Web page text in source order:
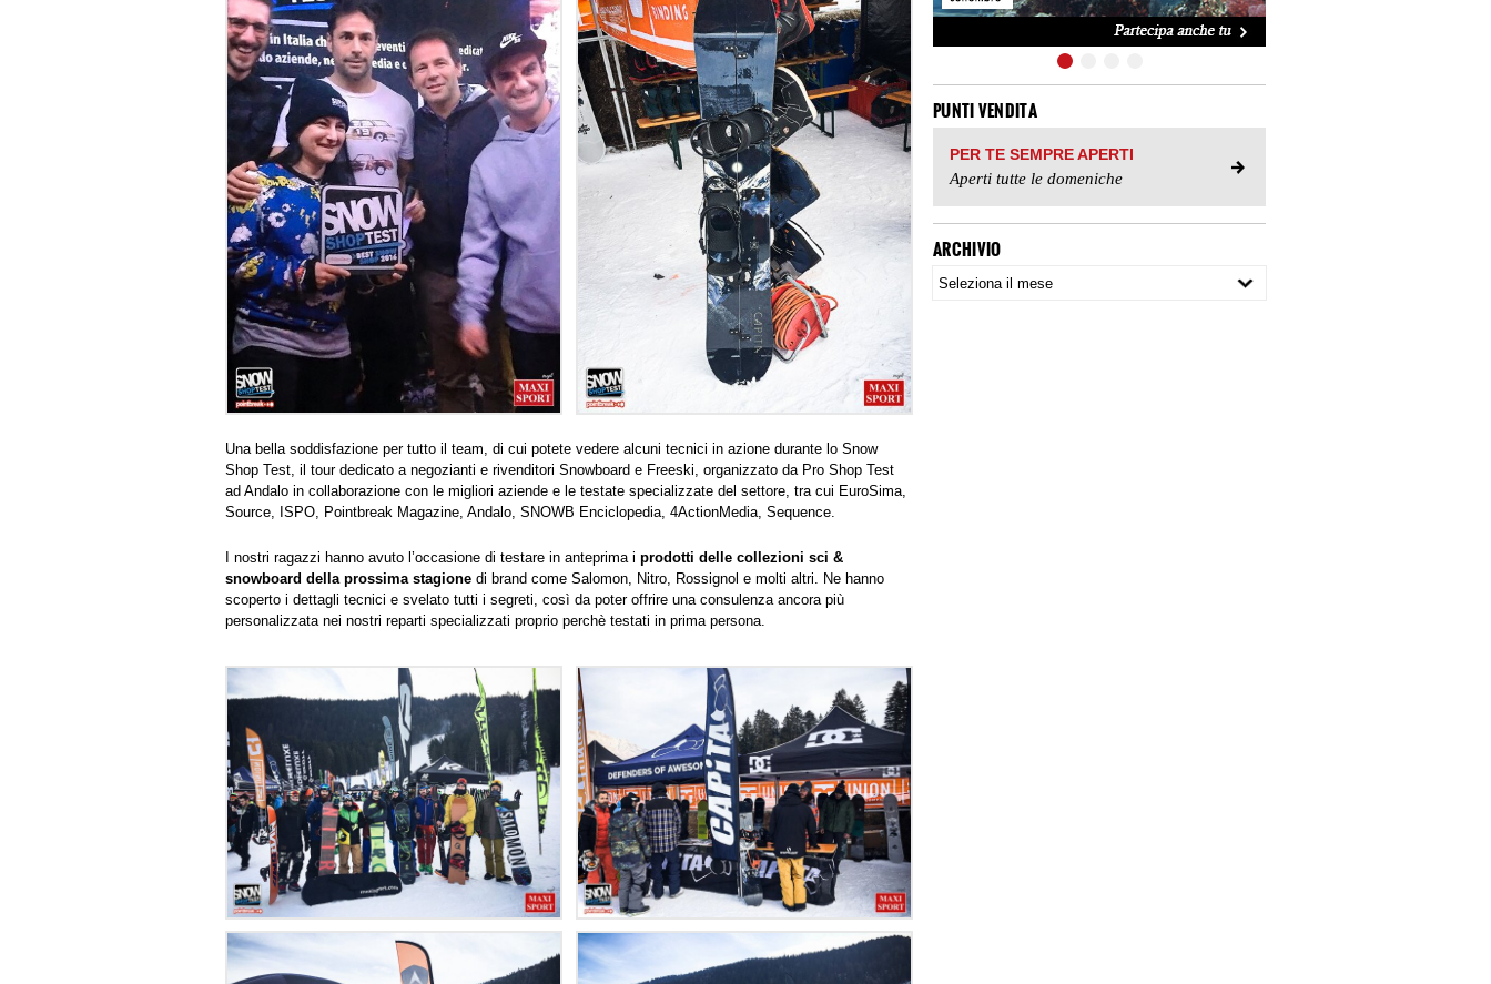
Una bella soddisfazione per tutto il team, di cui potete vedere alcuni tecnici in azione durante lo Snow
Shop Test, il tour dedicato a negozianti e rivenditori Snowboard e Freeski, organizzato da Pro Shop Test
ad Andalo in collaborazione con le migliori aziende e le testate specializzate del settore, tra cui EuroSima,
Source, ISPO, Pointbreak Magazine, Andalo, SNOWB Enciclopedia, 4ActionMedia, Sequence.
I nostri ragazzi hanno avuto l’occasione di testare in anteprima i prodotti delle collezioni sci &
snowboard della prossima stagione di brand come Salomon, Nitro, Rossignol e molti altri. Ne hanno
scoperto i dettagli tecnici e svelato tutti i segreti, così da poter offrire una consulenza ancora più
personalizzata nei nostri reparti specializzati proprio perchè testati in prima persona.
PUNTI VENDITA
PER TE SEMPRE APERTI
Aperti tutte le domeniche
ARCHIVIO